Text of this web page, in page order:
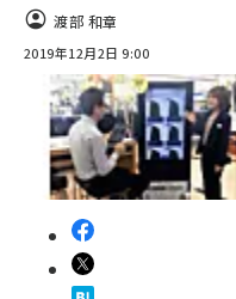
渡部 和章
2019年12月2日 9:00